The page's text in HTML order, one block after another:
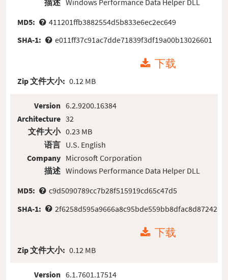
MD5:
411201ffb3882554d5b833e6ec2ec649
SHA-1:
e011ff37c91ac7dde71839f3df19a00b13026601
下载
Zip 文件大小: 0.12 MB
Version
Architecture
文件大小
语言
Company
描述
6.2.9200.16384
32
0.23 MB
U.S. English
Microsoft Corporation
Windows Performance Data Helper DLL
MD5:
c9d5090789cc7b28f515919cd65c47d5
SHA-1:
2f6258d595a9666a8c95bde559bb8dfac8d87242
下载
Zip 文件大小: 0.12 MB
Version 6.1.7601.17514